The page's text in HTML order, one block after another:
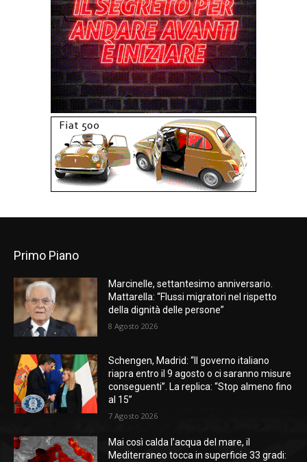
Primo Piano
Marcinelle, settantesimo anniversario.
Mattarella: “Flussi migratori nel rispetto
della dignità delle persone”
8 Agosto 2026
Schengen, Madrid: “Il governo italiano
riapra entro il 9 agosto o ci saranno misure
conseguenti”. La replica: “Stop almeno fino
al 15”
7 Agosto 2026
Mai così calda l’acqua del mare, il
Mediterraneo tocca in superficie 33 gradi: